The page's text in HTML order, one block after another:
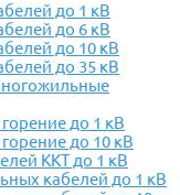
до 1 кВ
до 6 кВ
до 10 кВ
до 35 кВ
до 1 кВ
до 10 кВ
ККТ до 1 кВ
кабелей до 1 кВ